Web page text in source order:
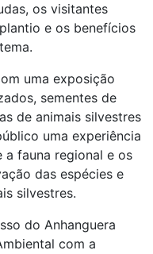
os visitantes
e os benefícios
uma exposição
sementes de
de animais silvestres
uma experiência
fauna regional e os
das espécies e
silvestres.
do Anhanguera
com a